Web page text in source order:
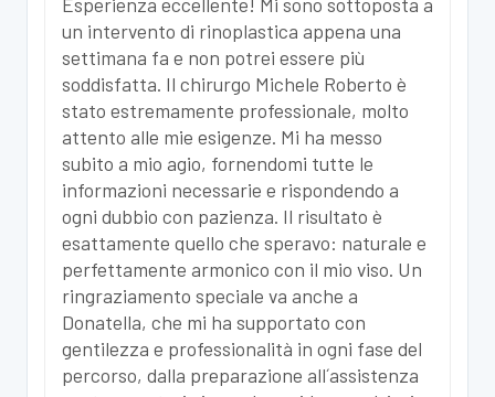
un intervento di rinoplastica appena una
settimana fa e non potrei essere più
soddisfatta. Il chirurgo Michele Roberto è
stato estremamente professionale, molto
attento alle mie esigenze. Mi ha messo
subito a mio agio, fornendomi tutte le
informazioni necessarie e rispondendo a
ogni dubbio con pazienza. Il risultato è
esattamente quello che speravo: naturale e
perfettamente armonico con il mio viso. Un
ringraziamento speciale va anche a
Donatella, che mi ha supportato con
gentilezza e professionalità in ogni fase del
percorso, dalla preparazione all´assistenza